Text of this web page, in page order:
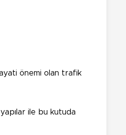
önemi olan trafik
ile bu kutuda